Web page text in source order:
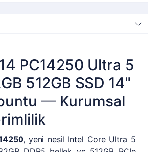
PC14250 Ultra 5
512GB SSD 14"
— Kurumsal
, yeni nesil Intel Core Ultra 5